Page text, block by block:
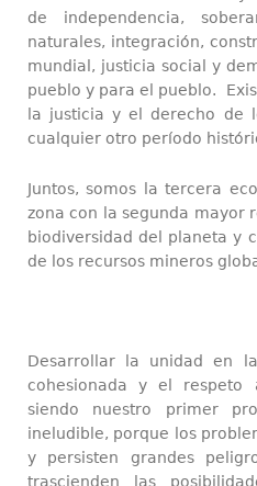
de independencia,
naturales, integración,
mundial, justicia social y
pueblo y para el pueblo.
la justicia y el derecho de
cualquier otro período
Juntos, somos la tercera
zona con la segunda mayor
biodiversidad del planeta y
de los recursos mineros
Desarrollar la unidad en
cohesionada y el respeto
siendo nuestro primer
ineludible, porque los
y persisten grandes
trascienden las